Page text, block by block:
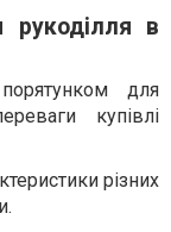
рукоділля в
для
купівлі
різних